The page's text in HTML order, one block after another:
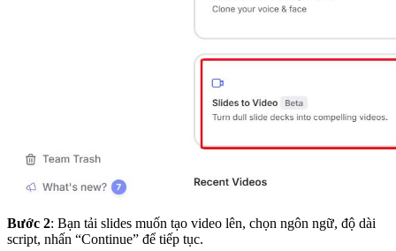
Bước 2: Bạn tải slides muốn tạo video lên, chọn ngôn ngữ, độ dài
script, nhấn “Continue” để tiếp tục.